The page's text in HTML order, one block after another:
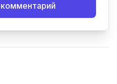
в доработке.